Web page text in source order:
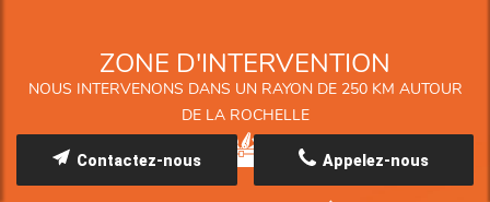
ZONE D'INTERVENTION
NOUS INTERVENONS DANS UN RAYON DE 250 KM AUTOUR
DE LA ROCHELLE
Appelez-nous
Contactez-nous